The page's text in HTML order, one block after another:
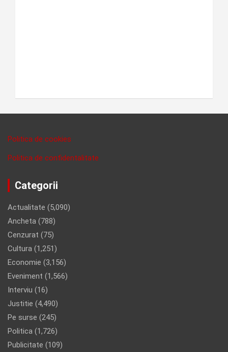
Politica de cookies
Politica de confidentalitate
Categorii
Actualitate (5,090)
Ancheta (788)
Cenzurat (75)
Cultura (1,251)
Economie (3,156)
Eveniment (1,566)
Interviu (16)
Justitie (4,490)
Pe surse (245)
Politica (1,726)
Publicitate (109)